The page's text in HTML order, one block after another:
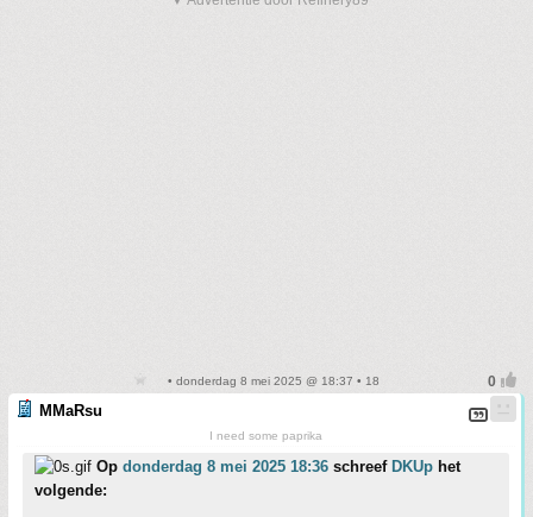
• donderdag 8 mei 2025 @ 18:37 • 18
MMaRsu
I need some paprika
Op donderdag 8 mei 2025 18:36 schreef DKUp het
volgende: